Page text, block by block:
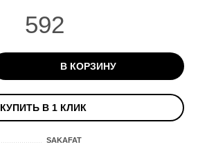
592
В КОРЗИНУ
КУПИТЬ В 1 КЛИК
SAKAFAT